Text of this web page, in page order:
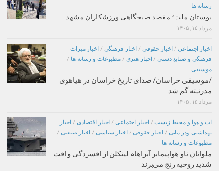
رسانه ها
بوستان ملت؛ مقصد صبحگاهی ورزشکاران مشهد
مرداد ۱۵, ۱۴۰۵
اخبار اجتماعی / اخبار حقوقی / اخبار فرهنگی / اخبار میراث
فرهنگی و صنایع دستی / اخبار هنری / مطبوعات و رسانه ها /
موسیقی
/موسیقی خراسان/ صدای تاریخ خراسان در هیاهوی
مدرنیته گم شد
مرداد ۱۵, ۱۴۰۵
اب و هوا و محیط زیست / اخبار اجتماعی / اخبار اقتصادی / اخبار
بهداشتی ودر مانی / اخبار حقوقی / اخبار سیاسی / اخبار صنعتی /
مطبوعات و رسانه ها
ملوانان ناو هواپیمابر آبراهام لینکلن از افسردگی و افت
شدید روحیه رنج می‌برند